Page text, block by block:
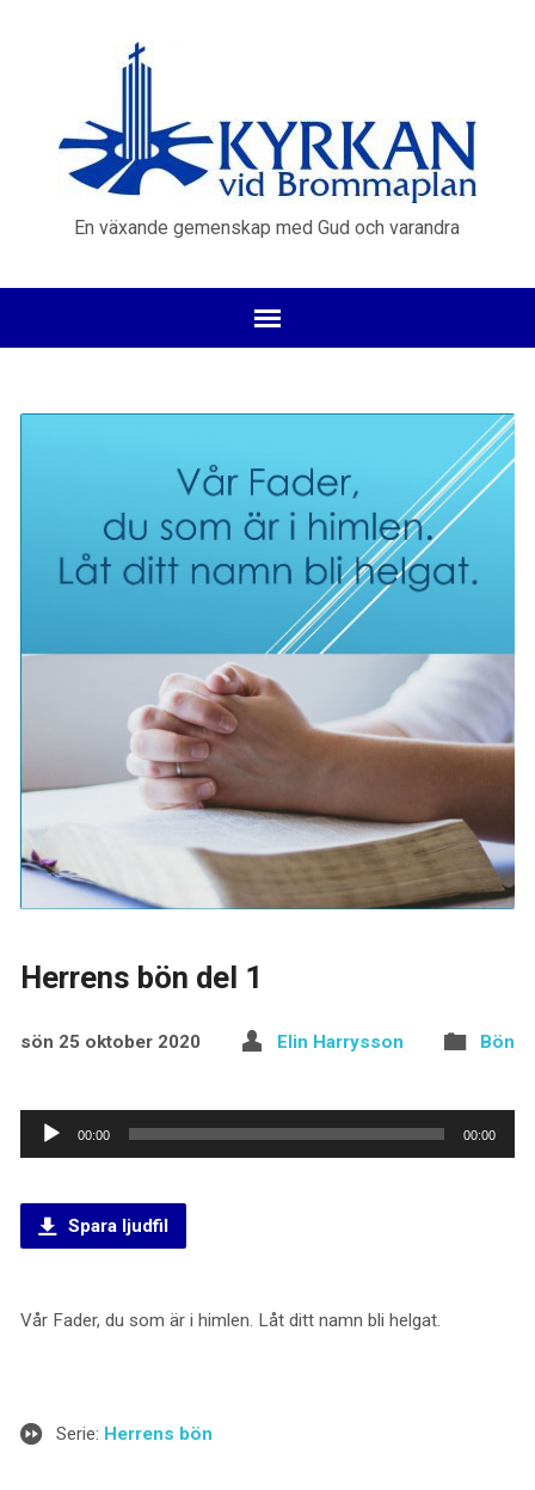
En växande gemenskap med Gud och varandra
Herrens bön del 1
sön 25 oktober 2020 Elin Harrysson Bön
Ljudspelare
00:00 00:00
Spara ljudfil
Vår Fader, du som är i himlen. Låt ditt namn bli helgat.
Serie: Herrens bön